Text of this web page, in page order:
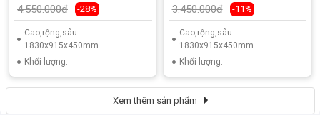
4.550.000đ -28%
Cao,rộng,sâu:
1830x915x450mm
Khối lượng:
3.450.000đ -11%
Cao,rộng,sâu:
1830x915x450mm
Khối lượng:
Xem thêm sản phẩm